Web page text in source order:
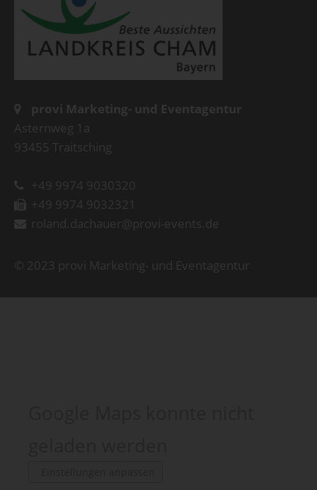
provi Marketing- und Eventagentur
Asternweg 1a
93455 Traitsching
+49 9974 9030320
+49 9974 9032321
roland.dachauer@provi-events.de
© 2023 provi Marketing- und Eventagentur